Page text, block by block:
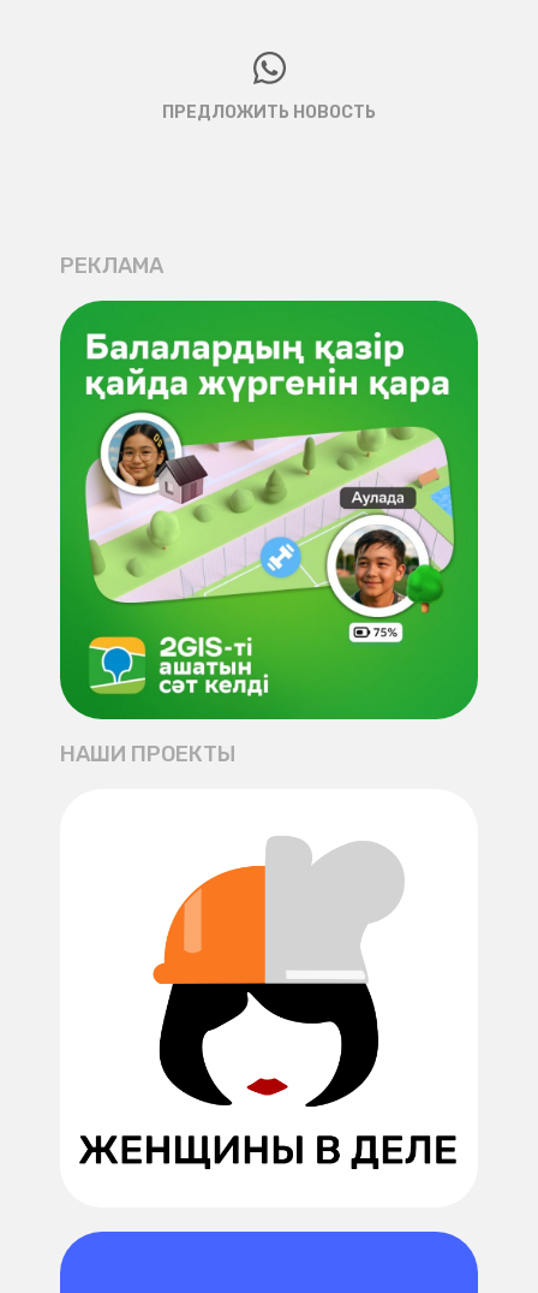
ПРЕДЛОЖИТЬ НОВОСТЬ
РЕКЛАМА
НАШИ ПРОЕКТЫ